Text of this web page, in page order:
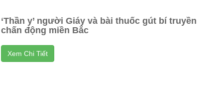
‘Thần y’ người Giáy và bài thuốc gút bí truyền
chấn động miền Bắc
Xem Chi Tiết